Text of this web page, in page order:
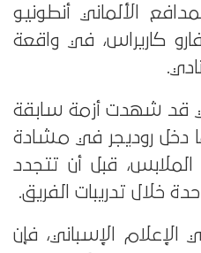
الألماني أنطونيو
كاريراس، في واقعة
قد شهدت أزمة سابقة
دخل روديجر في مشادة
قبل أن تتجدد
خلال تدريبات الفريق.
الإسباني، فإن